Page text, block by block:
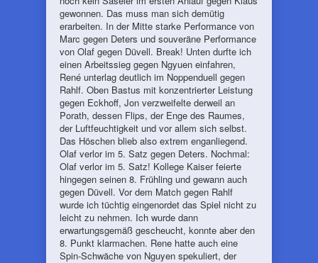
gewonnen. Das muss man sich demütig
erarbeiten. In der Mitte starke Performance von
Marc gegen Deters und souveräne Performance
von Olaf gegen Düvell. Break! Unten durfte ich
einen Arbeitssieg gegen Ngyuen einfahren,
René unterlag deutlich im Noppenduell gegen
Rahlf. Oben Bastus mit konzentrierter Leistung
gegen Eckhoff, Jon verzweifelte derweil an
Porath, dessen Flips, der Enge des Raumes,
der Luftfeuchtigkeit und vor allem sich selbst.
Das Höschen blieb also extrem enganliegend.
Olaf verlor im 5. Satz gegen Deters. Nochmal:
Olaf verlor im 5. Satz! Kollege Kaiser feierte
hingegen seinen 8. Frühling und gewann auch
gegen Düvell. Vor dem Match gegen Rahlf
wurde ich tüchtig eingenordet das Spiel nicht zu
leicht zu nehmen. Ich wurde dann
erwartungsgemäß gescheucht, konnte aber den
8. Punkt klarmachen. Rene hatte auch eine
Spin-Schwäche von Nguyen spekuliert, der